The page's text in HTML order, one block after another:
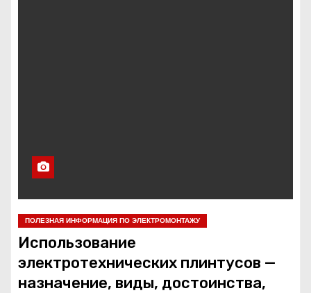
ПОЛЕЗНАЯ ИНФОРМАЦИЯ ПО ЭЛЕКТРОМОНТАЖУ
Использование
электротехнических плинтусов —
назначение, виды, достоинства,